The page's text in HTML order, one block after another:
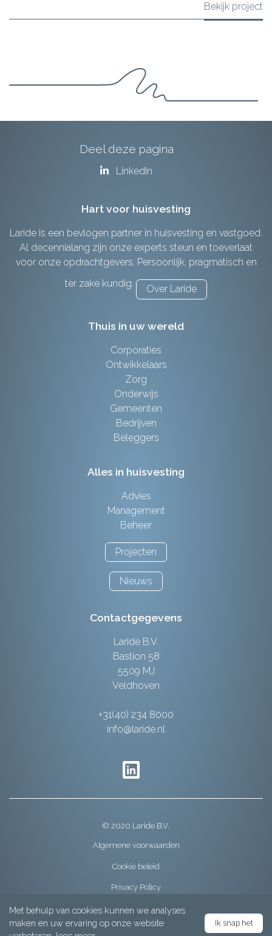
Bekijk project
Deel deze pagina
LinkedIn
Hart voor huisvesting
Laride is een bevlogen partner in huisvesting en vastgoed.
Al decennialang zijn onze experts steun en toeverlaat
voor onze opdrachtgevers. Persoonlijk, pragmatisch en
ter zake kundig.
Over Laride
Thuis in uw wereld
Corporaties
Ontwikkelaars
Zorg
Onderwijs
Gemeenten
Bedrijven
Beleggers
Alles in huisvesting
Advies
Management
Beheer
Projecten
Nieuws
Contactgegevens
Laride B.V.
Bastion 58
5509 MJ
Veldhoven
+31(40) 234 8000
info@laride.nl
© 2020 Laride B.V.
Algemene voorwaarden
Cookie beleid
Privacy Policy
Met behulp van cookies kunnen we analyses
maken en uw ervaring op onze website
Ik snap het